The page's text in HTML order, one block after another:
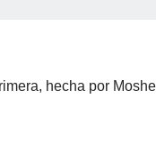
hecha por